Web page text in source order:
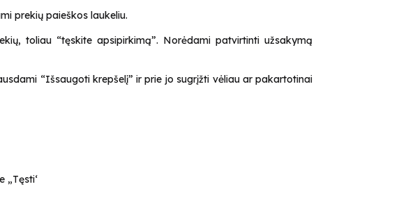
prekių paieškos laukeliu.
toliau “tęskite apsipirkimą”. Norėdami patvirtinti užsakymą
“Išsaugoti krepšelį” ir prie jo sugrįžti vėliau ar pakartotinai
„Tęsti‘